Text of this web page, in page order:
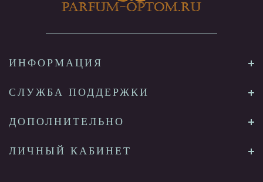
ИНФОРМАЦИЯ
СЛУЖБА ПОДДЕРЖКИ
ДОПОЛНИТЕЛЬНО
ЛИЧНЫЙ КАБИНЕТ